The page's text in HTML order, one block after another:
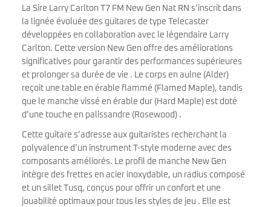
La Sire Larry Carlton T7 FM New Gen Nat RN s’inscrit dans
la lignée évoluée des guitares de type Telecaster
développées en collaboration avec le légendaire Larry
Carlton. Cette version New Gen offre des améliorations
significatives pour garantir des performances supérieures
et prolonger sa durée de vie . Le corps en aulne (Alder)
reçoit une table en érable flammé (Flamed Maple), tandis
que le manche vissé en érable dur (Hard Maple) est doté
d’une touche en palissandre (Rosewood) .
Cette guitare s’adresse aux guitaristes recherchant la
polyvalence d’un instrument T-style moderne avec des
composants améliorés. Le profil de manche New Gen
intègre des frettes en acier inoxydable, un radius composé
et un sillet Tusq, conçus pour offrir un confort et une
jouabilité optimaux pour tous les styles de jeu . Elle est